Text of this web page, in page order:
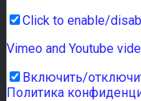
Click to enable/
Vimeo and Youtube
Включить/
Политика